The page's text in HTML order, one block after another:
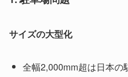
サイズの大型化
全幅2,000mm超は日本の